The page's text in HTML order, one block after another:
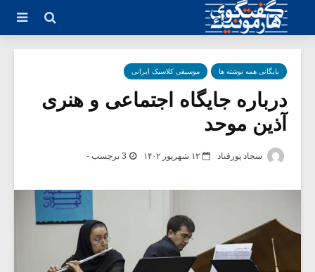
بایگانی همه نوشته ها موسیقی کلاسیک ایرانی
درباره جایگاه اجتماعی و هنری
آذین موحد
سجاد پورقناد ۱۲ شهریور ۱۴۰۲ 3 برچسب -